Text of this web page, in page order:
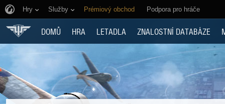
Hry Služby Prémiový obchod Podpora pro hráče
DOMŮ HRA LETADLA ZNALOSTNÍ DATABÁZE